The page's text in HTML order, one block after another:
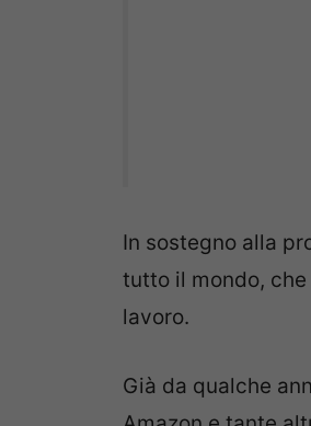
In sostegno alla
tutto il mondo, che
lavoro.
Già da qualche
Amazon e tante